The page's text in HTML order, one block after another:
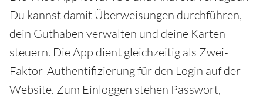
Du kannst damit Überweisungen durchführen,
dein Guthaben verwalten und deine Karten
steuern. Die App dient gleichzeitig als Zwei-
Faktor-Authentifizierung für den Login auf der
Website. Zum Einloggen stehen Passwort,